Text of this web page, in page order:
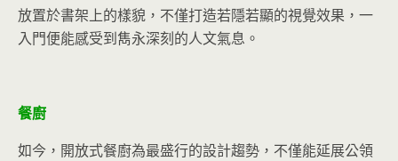
放置於書架上的樣貌，不僅打造若隱若顯的視覺效果，一
入門便能感受到雋永深刻的人文氣息。
餐廚
如今，開放式餐廚為最盛行的設計趨勢，不僅能延展公領